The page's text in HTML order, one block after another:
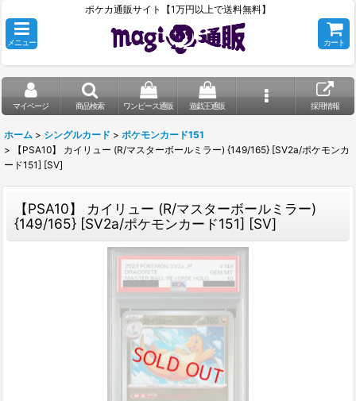
ポケカ通販サイト【1万円以上で送料無料】
メニュー カート
マイページ 商品検索 ワンピース通販 遊戯王通販 採用情報
ホーム > シングルカード > ポケモンカード151
>
【PSA10】 カイリュー (R/マスターボールミラー) {149/165} [SV2a/ポケモンカ
ード151] [SV]
【PSA10】 カイリュー (R/マスターボールミラー)
{149/165} [SV2a/ポケモンカード151] [SV]